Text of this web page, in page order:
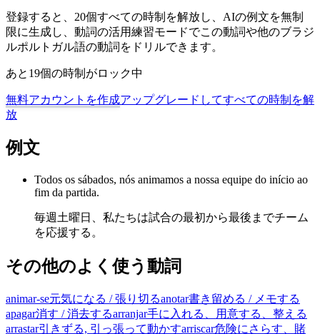
登録すると、20個すべての時制を解放し、AIの例文を無制
限に生成し、動詞の活用練習モードでこの動詞や他のブラジ
ルポルトガル語の動詞をドリルできます。
あと19個の時制がロック中
無料アカウントを作成アップグレードしてすべての時制を解
放
例文
Todos os sábados, nós animamos a nossa equipe do início ao
fim da partida.
毎週土曜日、私たちは試合の最初から最後までチーム
を応援する。
その他のよく使う動詞
animar-se元気になる / 張り切るanotar書き留める / メモする
apagar消す / 消去するarranjar手に入れる、用意する、整える
arrastar引きずる, 引っ張って動かすarriscar危険にさらす、賭